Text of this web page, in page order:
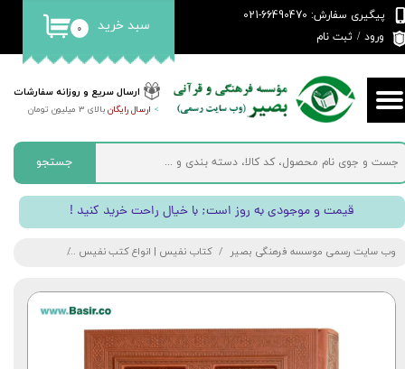
ارسال سریع و روزانه سفارشات
> ارسال رایگانبالای 3 میلیون تومان
پیگیری سفارش: 66490470-021
ورود / ثبت نام
حساب کاربری من
تغییر گذر واژه
سفارشات
خروج از حساب کاربری
۰ سبد خرید
جستجو
! قیمت و موجودی به روز است; با خیال راحت خرید کنید
وب سایت رسمی موسسه فرهنگی بصیر کتاب نفیس | انواع کتب نفیس